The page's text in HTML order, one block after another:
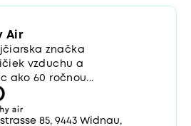
Air
značka
vzduchu a
ako 60 ročnou...
85, 9443 Widnau,